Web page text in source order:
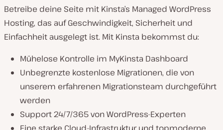
Betreibe deine Seite mit Kinsta’s Managed WordPress
Hosting, das auf Geschwindigkeit, Sicherheit und
Einfachheit ausgelegt ist. Mit Kinsta bekommst du:
Mühelose Kontrolle im MyKinsta Dashboard
Unbegrenzte kostenlose Migrationen, die von
unserem erfahrenen Migrationsteam durchgeführt
werden
Support 24/7/365 von WordPress-Experten
Eine starke Cloud-Infrastruktur und topmoderne